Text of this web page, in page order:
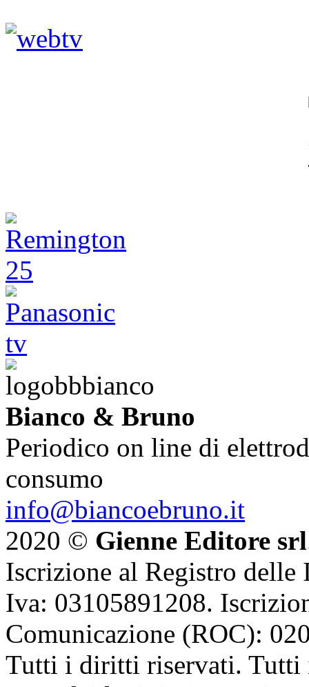
Bianco & Bruno
Periodico on line di
consumo
info@biancoebruno.it
2020 © Gienne Editore srl
Iscrizione al Registro delle
Iva: 03105891208.
Comunicazione (ROC):
Tutti i diritti riservati. Tutti